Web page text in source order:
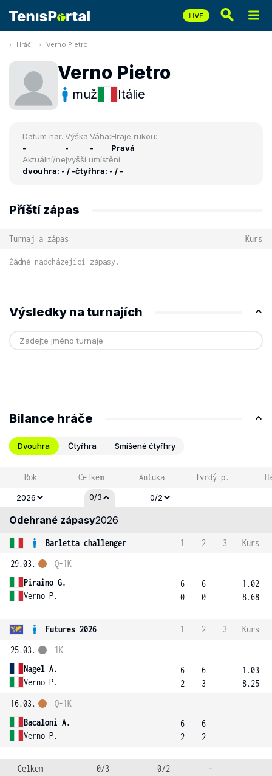
Hráči Verno Pietro
Verno Pietro
muž Itálie
Datum nar.:
-
Výška:
-
Váha:
-
Hraje rukou:
Pravá
Aktuální/nejvyšší umístění:
dvouhra: - / -čtyřhra: - / -
Příští zápas
Turnaj a zápas Kurs
Žádné nadcházející zápasy.
Výsledky na turnajích
Bilance hráče
Dvouhra Čtyřhra Smíšené čtyřhry
Rok Celkem Antuka Tvrdý p.
2026 0/3 0/2 -
Odehrané zápasy2026
Barletta challenger 1 2 3
Kurs
29.03.
Piraino G.
Verno P.
Q-1K
6
0
6
0
1.02
8.68
Futures 2026 1 2 3
Kurs
25.03.
Nagel A.
Verno P.
1K
6
2
6
3
1.03
8.25
16.03.
Bacaloni A.
Verno P.
Q-1K
6
2
6
2
Celkem 0/3 0/2 -